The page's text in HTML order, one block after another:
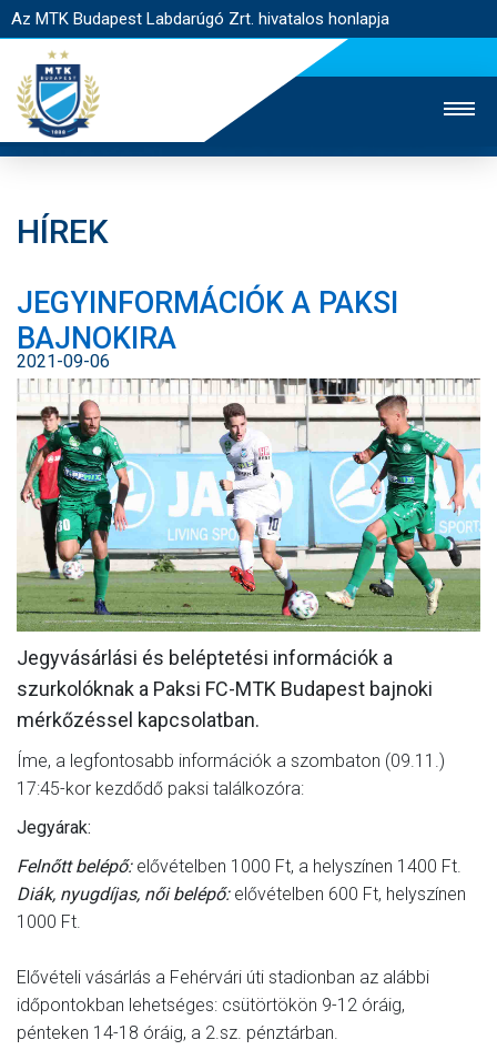
Az MTK Budapest Labdarúgó Zrt. hivatalos honlapja
JEGYÉRTÉKESÍTÉS
WEBSHOP
STADION
EGYESÜLET
NYITÓLAP
HÍREK
CSAPATOK
MÉRKŐZÉSEK
KLUB
GALÉRIA
SZURKOLÓI ÉLMÉNYEK
AKKREDITÁCIÓ
HÍREK
JEGYINFORMÁCIÓK A PAKSI
BAJNOKIRA
2021-09-06
Jegyvásárlási és beléptetési információk a
szurkolóknak a Paksi FC-MTK Budapest bajnoki
mérkőzéssel kapcsolatban.
Íme, a legfontosabb információk a szombaton (09.11.)
17:45-kor kezdődő paksi találkozóra:
Jegyárak:
Felnőtt belépő: elővételben 1000 Ft, a helyszínen 1400 Ft.
Diák, nyugdíjas, női belépő: elővételben 600 Ft, helyszínen
1000 Ft.
Elővételi vásárlás a Fehérvári úti stadionban az alábbi
időpontokban lehetséges: csütörtökön 9-12 óráig,
pénteken 14-18 óráig, a 2.sz. pénztárban.